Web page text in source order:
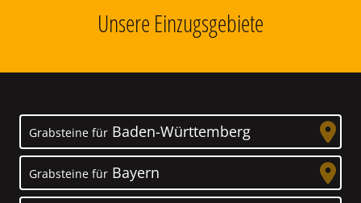
Unsere Einzugsgebiete
Grabsteine für Baden-Württemberg
Grabsteine für Bayern